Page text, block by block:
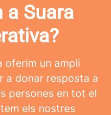
a Suara
oferim un ampli
a donar resposta a
persones en tot el
els nostres